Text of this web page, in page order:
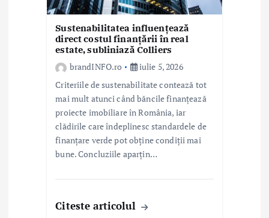
Sustenabilitatea influențează
direct costul finanțării în real
estate, subliniază Colliers
brandINFO.ro
iulie 5, 2026
Criteriile de sustenabilitate contează tot
mai mult atunci când băncile finanțează
proiecte imobiliare în România, iar
clădirile care îndeplinesc standardele de
finanțare verde pot obține condiții mai
bune. Concluziile aparțin…
Citeste articolul